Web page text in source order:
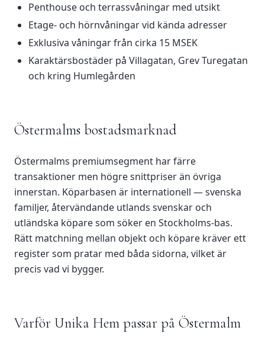
Penthouse och terrassvåningar med utsikt
Etage- och hörnvåningar vid kända adresser
Exklusiva våningar från cirka 15 MSEK
Karaktärsbostäder på Villagatan, Grev Turegatan
och kring Humlegården
Östermalms bostadsmarknad
Östermalms premiumsegment har färre
transaktioner men högre snittpriser än övriga
innerstan. Köparbasen är internationell — svenska
familjer, återvändande utlands­ svenskar och
utländska köpare som söker en Stockholms-bas.
Rätt matchning mellan objekt och köpare kräver ett
register som pratar med båda sidorna, vilket är
precis vad vi bygger.
Varför Unika Hem passar på Östermalm